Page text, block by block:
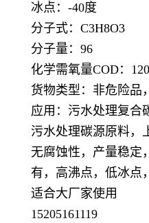
冰点：-40度
分子式：C3H8O3
分子量：96
化学需氧量COD：
货物类型：非危险品
应用：污水处理复合
污水处理碳源原料，
无腐蚀性，产量稳定
有，高沸点，低冰点
适合大厂家使用
15205161119